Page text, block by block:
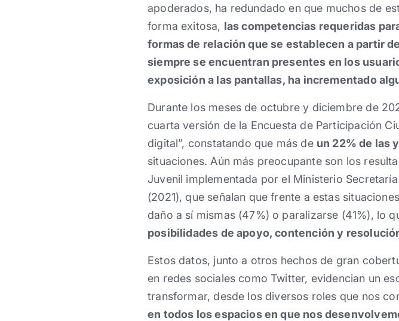
apoderados, ha redundado en que muchos de
forma exitosa, las competencias requeridas
formas de relación que se establecen a partir
siempre se encuentran presentes en los
exposición a las pantallas, ha incrementado
Durante los meses de octubre y diciembre de
cuarta versión de la Encuesta de Participación
digital”, constatando que más de un 22% de las
situaciones. Aún más preocupante son los
Juvenil implementada por el Ministerio
(2021), que señalan que frente a estas
daño a sí mismas (47%) o paralizarse (41%), lo
posibilidades de apoyo, contención y
Estos datos, junto a otros hechos de gran
en redes sociales como Twitter, evidencian un
transformar, desde los diversos roles que nos
en todos los espacios en que nos